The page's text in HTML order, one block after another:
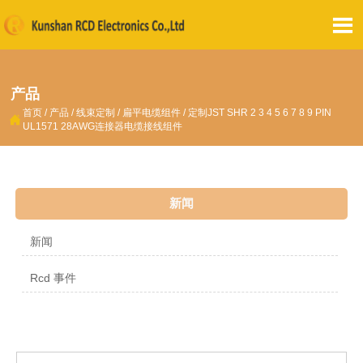

产品
 首页 / 产品 /线束定制 / 扁平电缆组件 / 定制JST SHR 2 3 4 5 6 7 8 9 PIN
UL1571 28AWG连接器电缆接线组件
新闻
新闻
Rcd 事件